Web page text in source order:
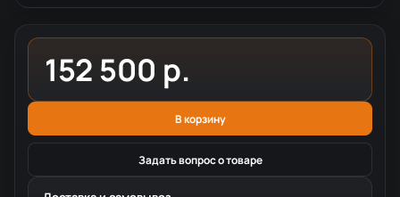
152 500 р.
В корзину
Задать вопрос о товаре